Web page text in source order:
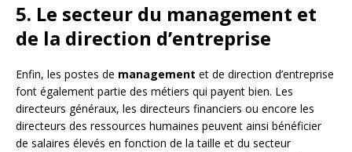
5. Le secteur du management et
de la direction d’entreprise
Enfin, les postes de management et de direction d’entreprise
font également partie des métiers qui payent bien. Les
directeurs généraux, les directeurs financiers ou encore les
directeurs des ressources humaines peuvent ainsi bénéficier
de salaires élevés en fonction de la taille et du secteur